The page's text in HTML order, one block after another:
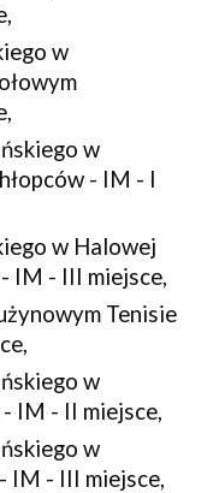
w
w
- IM - I
w Halowej
IM - III miejsce,
Tenisie
w
IM - II miejsce,
w
IM - III miejsce,